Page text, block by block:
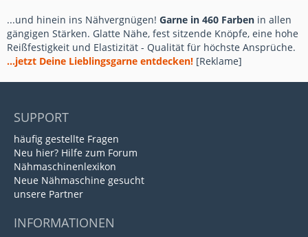
...und hinein ins Nähvergnügen! Garne in 460 Farben in allen
gängigen Stärken. Glatte Nähe, fest sitzende Knöpfe, eine hohe
Reißfestigkeit und Elastizität - Qualität für höchste Ansprüche.
...jetzt Deine Lieblingsgarne entdecken! [Reklame]
SUPPORT
häufig gestellte Fragen
Neu hier? Hilfe zum Forum
Nähmaschinenlexikon
Neue Nähmaschine gesucht
unsere Partner
INFORMATIONEN